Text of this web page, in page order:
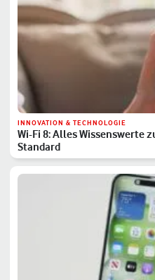
INNOVATION & TECHNOLOGIE
Wi-Fi 8: Alles Wissenswerte
Standard